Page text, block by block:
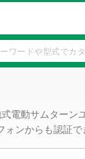
電動サムターン
ンからも認証で